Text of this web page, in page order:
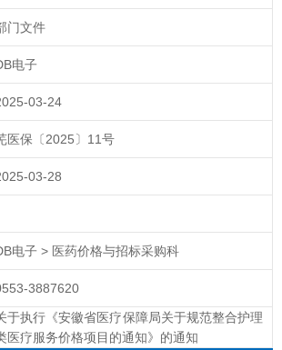
门文件
电子
03-24
医保〔2025〕11号
03-28
电子 > 医药价格与招标采购科
3887620
于执行《安徽省医疗保障局关于规范整合护理
医疗服务价格项目的通知》的通知